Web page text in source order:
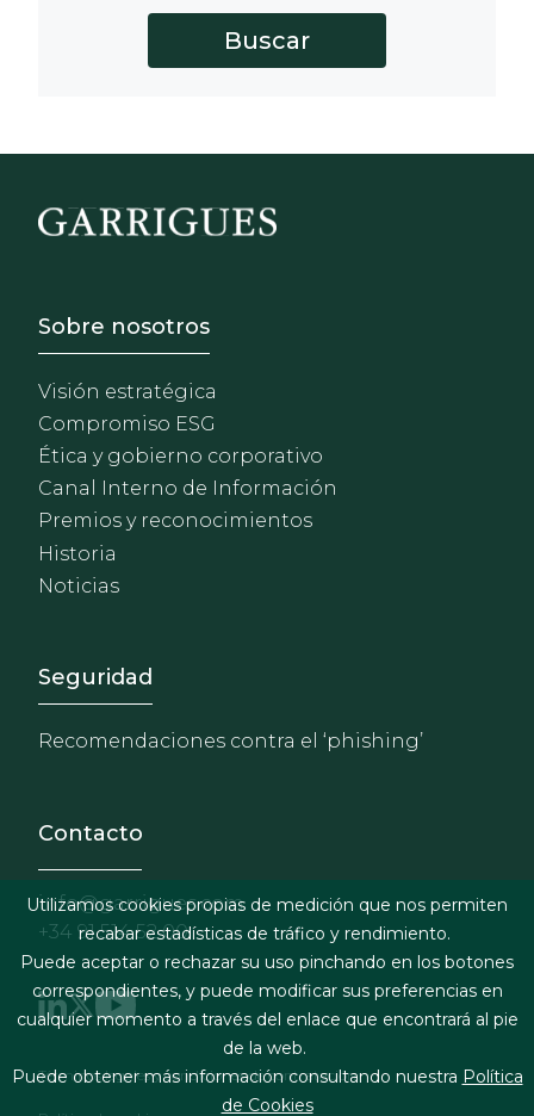
Footer - Sobre Nosotros
Sobre nosotros
Visión estratégica
Compromiso ESG
Ética y gobierno corporativo
Canal Interno de Información
Premios y reconocimientos
Historia
Noticias
Footer - Extranet y
Seguridad
Recomendaciones contra el ‘phishing’
Contacto
info@garrigues.com
+34 91 514 52 00
Footer menu
Términos legales y condiciones de contratación
Utilizamos cookies propias de medición que nos permiten
recabar estadísticas de tráfico y rendimiento.
Puede aceptar o rechazar su uso pinchando en los botones
correspondientes, y puede modificar sus preferencias en
cualquier momento a través del enlace que encontrará al pie
de la web.
Puede obtener más información consultando nuestra Política
de Cookies